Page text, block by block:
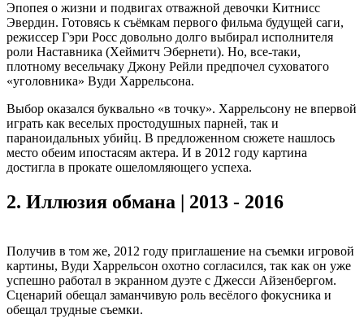
Эпопея о жизни и подвигах отважной девочки Китнисс
Эвердин. Готовясь к съёмкам первого фильма будущей саги,
режиссер Гэри Росс довольно долго выбирал исполнителя
роли Наставника (Хеймитч Эбернети). Но, все-таки,
плотному весельчаку Джону Рейли предпочел суховатого
«уголовника» Вуди Харрельсона.
Выбор оказался буквально «в точку». Харрельсону не впервой
играть как веселых простодушных парней, так и
параноидальных убийц. В предложенном сюжете нашлось
место обеим ипостасям актера. И в 2012 году картина
достигла в прокате ошеломляющего успеха.
2. Иллюзия обмана | 2013 - 2016
Получив в том же, 2012 году приглашение на съемки игровой
картины, Вуди Харрельсон охотно согласился, так как он уже
успешно работал в экранном дуэте с Джесси Айзенбергом.
Сценарий обещал заманчивую роль весёлого фокусника и
обещал трудные съемки.